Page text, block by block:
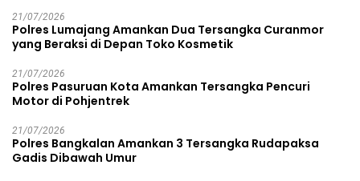
21/07/2026
Polres Lumajang Amankan Dua Tersangka Curanmor
yang Beraksi di Depan Toko Kosmetik
21/07/2026
Polres Pasuruan Kota Amankan Tersangka Pencuri
Motor di Pohjentrek
21/07/2026
Polres Bangkalan Amankan 3 Tersangka Rudapaksa
Gadis Dibawah Umur